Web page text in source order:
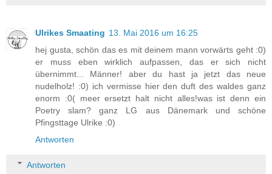
Ulrikes Smaating 13. Mai 2016 um 16:25
hej gusta, schön das es mit deinem mann vorwärts geht :0)
er muss eben wirklich aufpassen, das er sich nicht
übernimmt... Männer! aber du hast ja jetzt das neue
nudelholz! :0) ich vermisse hier den duft des waldes ganz
enorm :0( meer ersetzt halt nicht alles!was ist denn ein
Poetry slam? ganz LG aus Dänemark und schöne
Pfingsttage Ulrike :0)
Antworten
Antworten